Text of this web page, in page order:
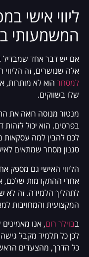
ליווי אישי
המשמעותי
אם יש דבר אחד שמבדיל
אלה שנושרים, זה
למסחר הוא לא מותרות,
שלו בשווקים.
מנטור מנוסה רואה את
בפרטים. הוא יכול
לכם להבין למה עסקאות
סגנון מסחר שמתאים
הליווי האישי גם מספק
אחרי ההתקדמות שלכם,
לתהליך הלמידה. זה לא
המקצועית והמחויבות
בבוילר רום, אנו
לכן כל תלמיד מקבל גישה
כל הדרך, מהצעדים